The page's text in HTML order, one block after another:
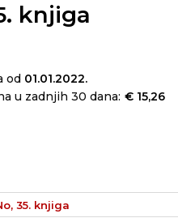
knjiga
od 01.01.2022.
u zadnjih 30 dana: € 15,26
35. knjiga